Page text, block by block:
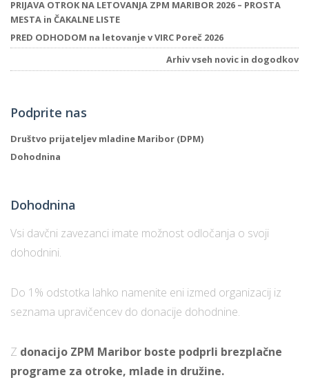
PRIJAVA OTROK NA LETOVANJA ZPM MARIBOR 2026 – PROSTA
MESTA in ČAKALNE LISTE
PRED ODHODOM na letovanje v VIRC Poreč 2026
Arhiv vseh novic in dogodkov
Podprite nas
Društvo prijateljev mladine Maribor (DPM)
Dohodnina
Dohodnina
Vsi davčni zavezanci imate možnost odločanja o svoji
dohodnini.
Do 1% odstotka lahko namenite eni izmed organizacij iz
seznama upravičencev do donacije dohodnine.
Z donacijo ZPM Maribor boste podprli brezplačne
programe za otroke, mlade in družine.